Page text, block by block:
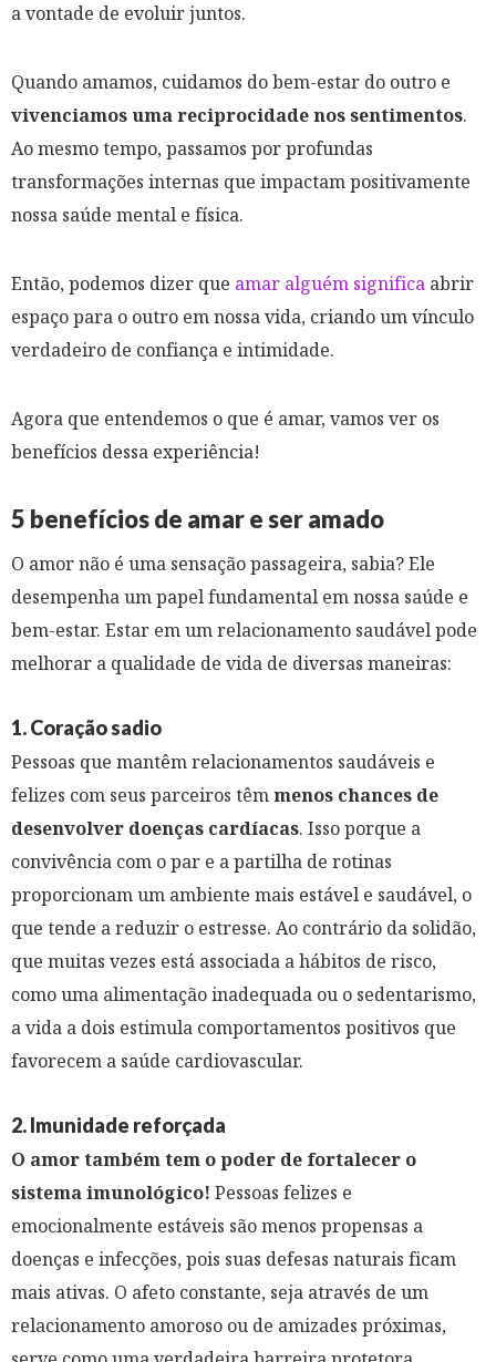
a vontade de evoluir juntos.
Quando amamos, cuidamos do bem-estar do outro e
vivenciamos uma reciprocidade nos sentimentos.
Ao mesmo tempo, passamos por profundas
transformações internas que impactam positivamente
nossa saúde mental e física.
Então, podemos dizer que amar alguém significa abrir
espaço para o outro em nossa vida, criando um vínculo
verdadeiro de confiança e intimidade.
Agora que entendemos o que é amar, vamos ver os
benefícios dessa experiência!
5 benefícios de amar e ser amado
O amor não é uma sensação passageira, sabia? Ele
desempenha um papel fundamental em nossa saúde e
bem-estar. Estar em um relacionamento saudável pode
melhorar a qualidade de vida de diversas maneiras:
1. Coração sadio
Pessoas que mantêm relacionamentos saudáveis e
felizes com seus parceiros têmmenos chances de
desenvolver doenças cardíacas. Isso porque a
convivência com o par e a partilha de rotinas
proporcionam um ambiente mais estável e saudável, o
que tende a reduzir o estresse. Ao contrário da solidão,
que muitas vezes está associada a hábitos de risco,
como uma alimentação inadequada ou o sedentarismo,
a vida a dois estimula comportamentos positivos que
favorecem a saúde cardiovascular.
2. Imunidade reforçada
O amor também tem o poder de fortalecer o
sistema imunológico! Pessoas felizes e
emocionalmente estáveis são menos propensas a
doenças e infecções, pois suas defesas naturais ficam
mais ativas. O afeto constante, seja através de um
relacionamento amoroso ou de amizades próximas,